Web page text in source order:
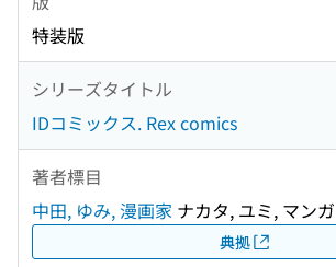
特装版
シリーズタイトル
IDコミックス. Rex comics
著者標目
中田, ゆみ, 漫画家 ナカタ, ユミ, マン
典拠